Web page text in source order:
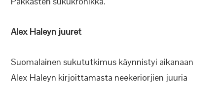
Alex Haleyn juuret
Suomalainen sukututkimus käynnistyi aikanaan
Alex Haleyn kirjoittamasta neekeriorjien juuria